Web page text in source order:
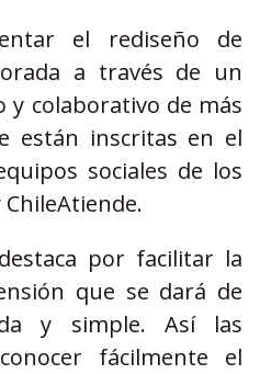
el rediseño de
a través de un
y colaborativo de más
están inscritas en el
sociales de los
por facilitar la
que se dará de
y simple. Así las
fácilmente el